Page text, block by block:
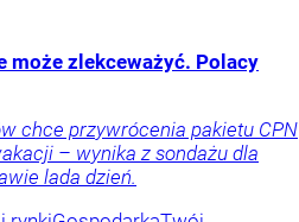
może zlekceważyć. Polacy
chce przywrócenia pakietu CPN
– wynika z sondażu dla
lada dzień.